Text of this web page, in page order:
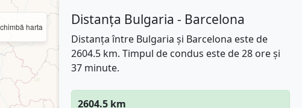
harta Distanța Bulgaria - Barcelona
Distanța între Bulgaria și Barcelona este de
2604.5 km. Timpul de condus este de 28 ore și
37 minute.
2604.5 km